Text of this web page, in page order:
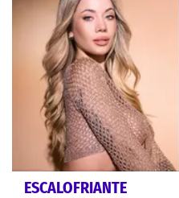
ESCALOFRIANTE